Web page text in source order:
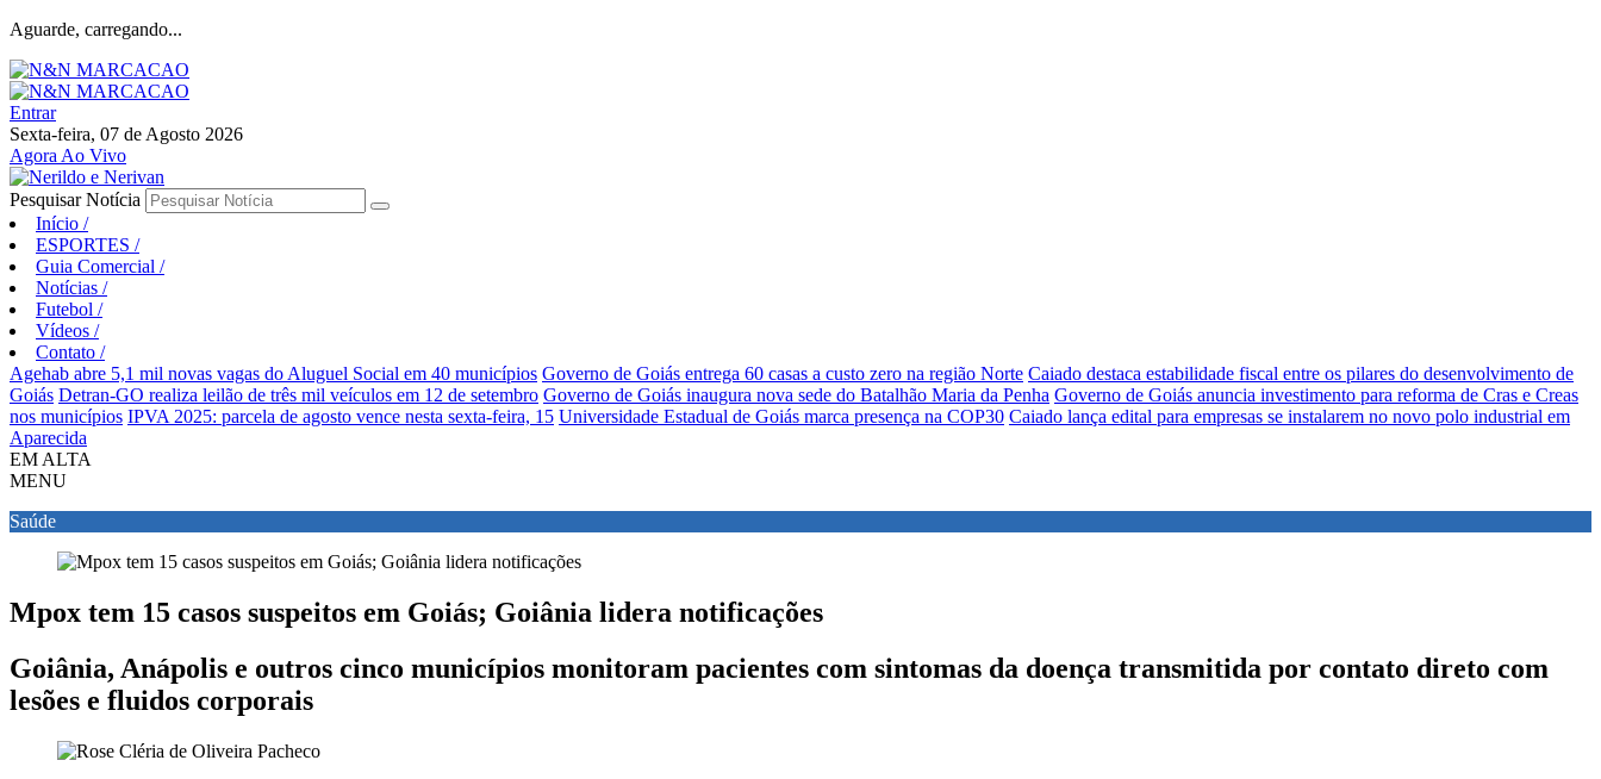
Aguarde, carregando...
Entrar
Sexta-feira, 07 de Agosto 2026
Agora Ao Vivo
Pesquisar Notícia
Início /
ESPORTES /
Guia Comercial /
Notícias /
Futebol /
Vídeos /
Contato /
Agehab abre 5,1 mil novas vagas do Aluguel Social em 40 municípios Governo de Goiás entrega 60 casas a custo zero na região Norte Caiado destaca estabilidade fiscal entre os pilares do desenvolvimento de
Goiás Detran-GO realiza leilão de três mil veículos em 12 de setembro Governo de Goiás inaugura nova sede do Batalhão Maria da Penha Governo de Goiás anuncia investimento para reforma de Cras e Creas
nos municípios IPVA 2025: parcela de agosto vence nesta sexta-feira, 15 Universidade Estadual de Goiás marca presença na COP30 Caiado lança edital para empresas se instalarem no novo polo industrial em
Aparecida
EM ALTA
MENU
Saúde
Mpox tem 15 casos suspeitos em Goiás; Goiânia lidera notificações
Goiânia, Anápolis e outros cinco municípios monitoram pacientes com sintomas da doença transmitida por contato direto com
lesões e fluidos corporais